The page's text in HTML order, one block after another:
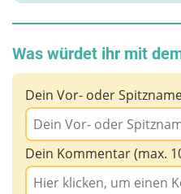
Was würdet ihr mit
Dein Vor- oder
Dein Kommentar (max.